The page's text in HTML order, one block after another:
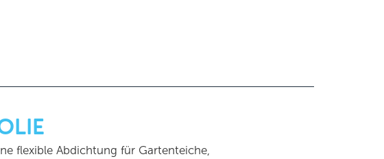
flexible Abdichtung für Gartenteiche,